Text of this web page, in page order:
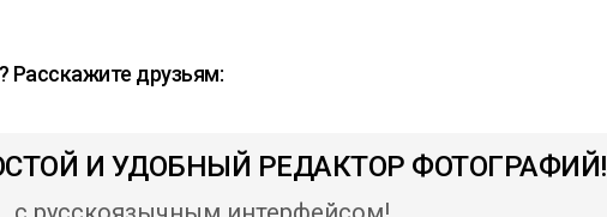
Расскажите друзьям:
И УДОБНЫЙ РЕДАКТОР ФОТОГРАФИЙ!